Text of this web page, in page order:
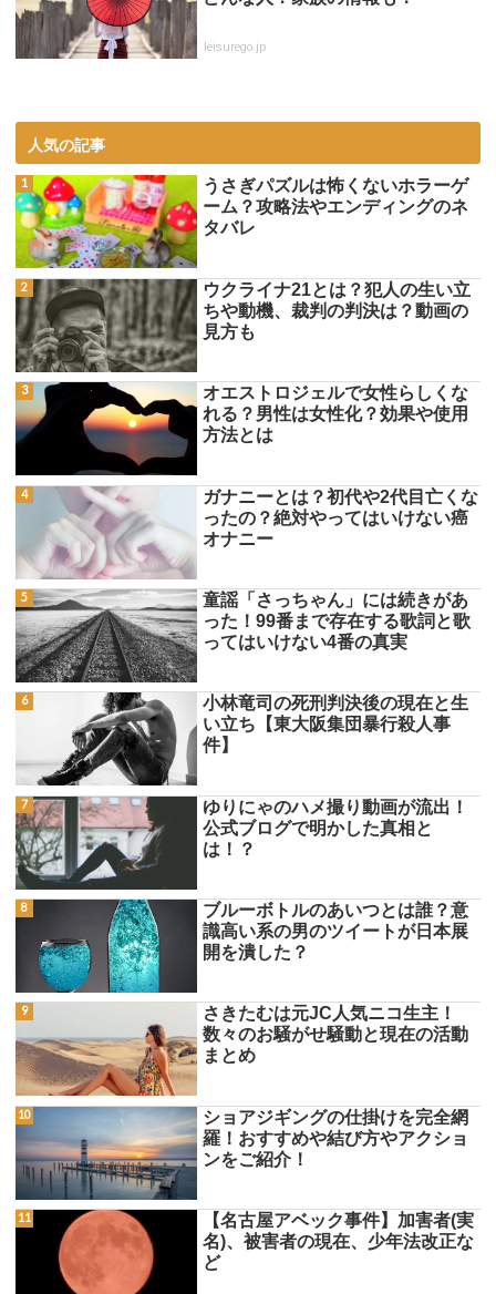
leisurego.jp
人気の記事
うさぎパズルは怖くないホラーゲ
ーム？攻略法やエンディングのネ
タバレ
ウクライナ21とは？犯人の生い立
ちや動機、裁判の判決は？動画の
見方も
オエストロジェルで女性らしくな
れる？男性は女性化？効果や使用
方法とは
ガナニーとは？初代や2代目亡くな
ったの？絶対やってはいけない癌
オナニー
童謡「さっちゃん」には続きがあ
った！99番まで存在する歌詞と歌
ってはいけない4番の真実
小林竜司の死刑判決後の現在と生
い立ち【東大阪集団暴行殺人事
件】
ゆりにゃのハメ撮り動画が流出！
公式ブログで明かした真相と
は！？
ブルーボトルのあいつとは誰？意
識高い系の男のツイートが日本展
開を潰した？
さきたむは元JC人気ニコ生主！
数々のお騒がせ騒動と現在の活動
まとめ
ショアジギングの仕掛けを完全網
羅！おすすめや結び方やアクショ
ンをご紹介！
【名古屋アベック事件】加害者(実
名)、被害者の現在、少年法改正な
ど